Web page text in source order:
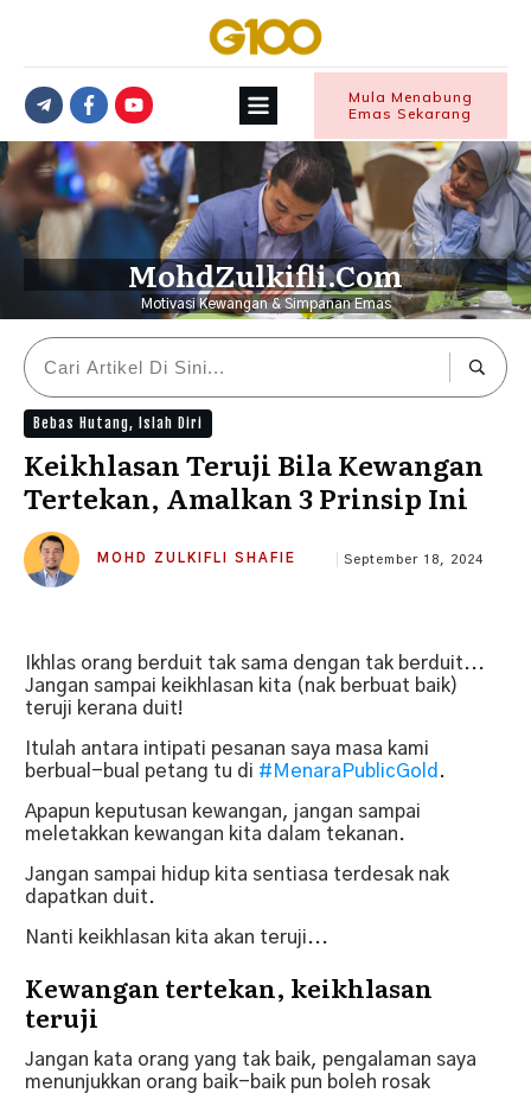
Mula Menabung
Emas Sekarang
MohdZulkifli.Com
Motivasi Kewangan & Simpanan Emas
Bebas Hutang, Islah Diri
Keikhlasan Teruji Bila Kewangan
Tertekan, Amalkan 3 Prinsip Ini
MOHD ZULKIFLI SHAFIE September 18, 2024
Ikhlas orang berduit tak sama dengan tak berduit...
Jangan sampai keikhlasan kita (nak berbuat baik)
teruji kerana duit!
Itulah antara intipati pesanan saya masa kami
berbual-bual petang tu di #MenaraPublicGold .
Apapun keputusan kewangan, jangan sampai
meletakkan kewangan kita dalam tekanan.
Jangan sampai hidup kita sentiasa terdesak nak
dapatkan duit.
Nanti keikhlasan kita akan teruji...
Kewangan tertekan, keikhlasan
teruji
Jangan kata orang yang tak baik, pengalaman saya
menunjukkan orang baik-baik pun boleh rosak